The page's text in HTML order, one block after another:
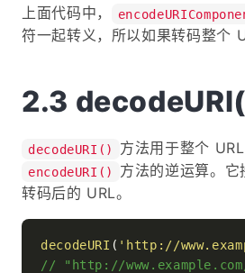
上面代码中，
符一起转义，所以如果转码整个
decodeURI() 方法用于整个
encodeURI()
方法的逆运算。
转码后的 URL。
decodeURI ( 'http://
// "http://